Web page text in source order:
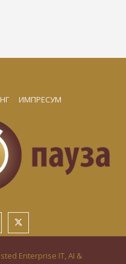
ИМПРЕСУМ
Enterprise IT, AI &